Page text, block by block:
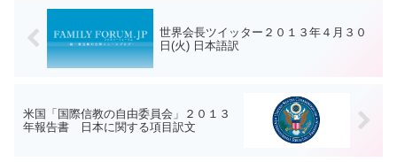
世界会長ツイッター２０１３年４月３０
日(火) 日本語訳
米国「国際信教の自由委員会」２０１３
年報告書 日本に関する項目訳文